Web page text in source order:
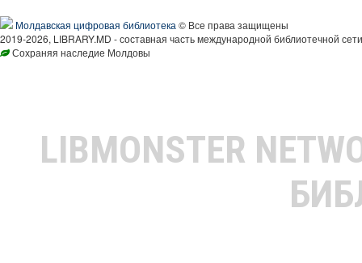
Молдавская цифровая библиотека © Все права защищены
2019-2026, LIBRARY.MD - составная часть международной библиотечной
Сохраняя наследие Молдовы
LIBMONSTER